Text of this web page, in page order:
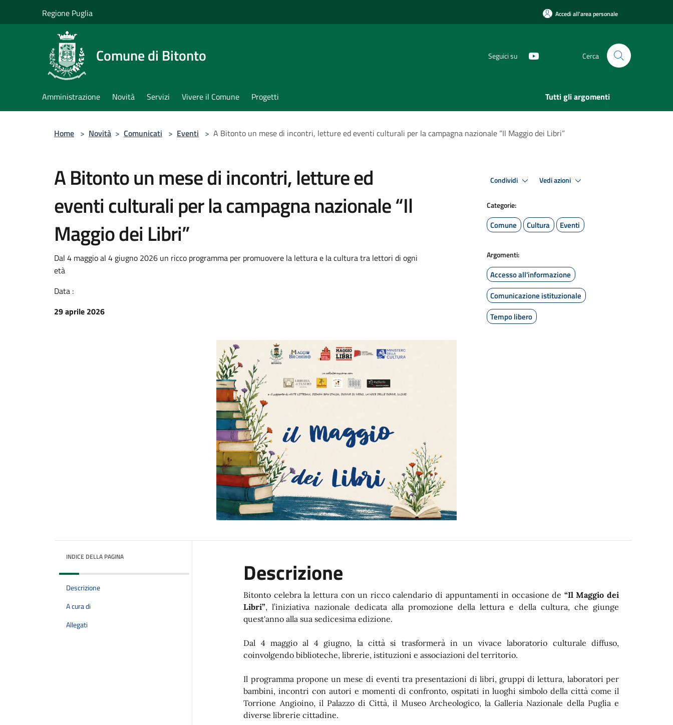
Regione Puglia Accedi all'area personale
Comune di Bitonto Seguici su Cerca
Amministrazione Novità Servizi Vivere il Comune Progetti Tutti gli argomenti
Home > Novità > Comunicati > Eventi > A Bitonto un mese di incontri, letture ed eventi culturali per la campagna nazionale “Il Maggio dei Libri”
A Bitonto un mese di incontri, letture ed
eventi culturali per la campagna nazionale “Il
Maggio dei Libri”
Dal 4 maggio al 4 giugno 2026 un ricco programma per promuovere la lettura e la cultura tra lettori di ogni
età
Data :
29 aprile 2026
Condividi Vedi azioni
Categorie:
Comune Cultura Eventi
Argomenti:
Accesso all'informazione
Comunicazione istituzionale
Tempo libero
INDICE DELLA PAGINA
Descrizione
A cura di
Allegati
Descrizione
Bitonto celebra la lettura con un ricco calendario di appuntamenti in occasione de “Il Maggio dei
Libri”, l’iniziativa nazionale dedicata alla promozione della lettura e della cultura, che giunge
quest'anno alla sua sedicesima edizione.
Dal 4 maggio al 4 giugno, la città si trasformerà in un vivace laboratorio culturale diffuso,
coinvolgendo biblioteche, librerie, istituzioni e associazioni del territorio.
Il programma propone un mese di eventi tra presentazioni di libri, gruppi di lettura, laboratori per
bambini, incontri con autori e momenti di confronto, ospitati in luoghi simbolo della città come il
Torrione Angioino, il Palazzo di Città, il Museo Archeologico, la Galleria Nazionale della Puglia e
diverse librerie cittadine.